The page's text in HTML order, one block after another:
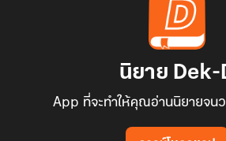
นิยาย Dek-
App ที่จะทำให้คุณอ่านนิยายจน